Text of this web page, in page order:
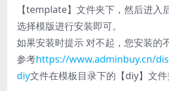
【template】文件夹下，然后进入
选择模版进行安装即可。
如果安装时提示 对不起，您安装的
参考https://www.adminbuy.cn/
diy文件在模板目录下的【diy】文件